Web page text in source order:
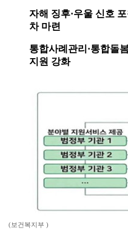
자해 징후·우울 신호
차 마련
통합사례관리·통합돌
지원 강화
(보건복지부 )